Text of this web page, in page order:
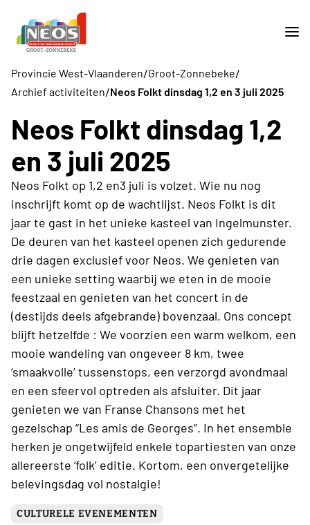
Provincie West-Vlaanderen/Groot-Zonnebeke/
Archief activiteiten/Neos Folkt dinsdag 1,2 en 3 juli 2025
Neos Folkt dinsdag 1,2
en 3 juli 2025
Neos Folkt op 1,2 en3 juli is volzet. Wie nu nog
inschrijft komt op de wachtlijst. Neos Folkt is dit
jaar te gast in het unieke kasteel van Ingelmunster.
De deuren van het kasteel openen zich gedurende
drie dagen exclusief voor Neos. We genieten van
een unieke setting waarbij we eten in de mooie
feestzaal en genieten van het concert in de
(destijds deels afgebrande) bovenzaal. Ons concept
blijft hetzelfde : We voorzien een warm welkom, een
mooie wandeling van ongeveer 8 km, twee
‘smaakvolle’ tussenstops, een verzorgd avondmaal
en een sfeervol optreden als afsluiter. Dit jaar
genieten we van Franse Chansons met het
gezelschap “Les amis de Georges”. In het ensemble
herken je ongetwijfeld enkele topartiesten van onze
allereerste ‘folk’ editie. Kortom, een onvergetelijke
belevingsdag vol nostalgie!
CULTURELE EVENEMENTEN